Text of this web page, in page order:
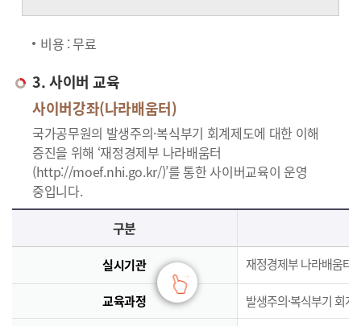
비용 : 무료
3. 사이버 교육
사이버강좌(나라배움터)
국가공무원의 발생주의·복식부기 회계제도에 대한 이해
증진을 위해 ‘재정경제부 나라배움터
(http://moef.nhi.go.kr/)’를 통한 사이버교육이 운영
중입니다.
사이버교육의 사이버강좌(나라배움터)에 대한 안내로 실시기관, 교육과정, 대상, 인원, 시간, 인정시간, 신청(기간,절차), 수료(요건,평가,수료증)으로 구분되며 이에 해당하는 내용으로 구성된 표 입니다.
구분
실시기관 재정경제부 나라배움터(
교육과정 발생주의·복식부기 회계